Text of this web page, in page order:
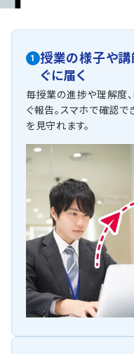
1
授業の様子や講
ぐに届く
毎授業の進捗や理解度
ぐ報告。スマホで確認
を見守れます。